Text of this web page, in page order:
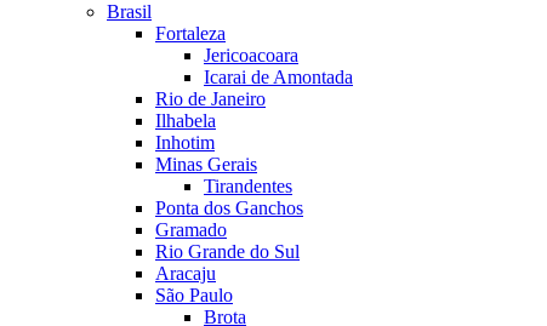
Brasil
Fortaleza
Jericoacoara
Icarai de Amontada
Rio de Janeiro
Ilhabela
Inhotim
Minas Gerais
Tirandentes
Ponta dos Ganchos
Gramado
Rio Grande do Sul
Aracaju
São Paulo
Brota